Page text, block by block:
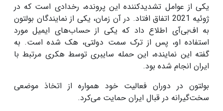
یکی از عوامل تشدیدکننده این پرونده، رخدادی است که در
ژوئیه 2021 اتفاق افتاد. در آن زمان، یکی از نمایندگان بولتون
به اف‌بی‌آی اطلاع داد که یکی از حساب‌های ایمیل مورد
استفاده او، پس از ترک سمت دولتی، هک شده است. به
گفته این نماینده، این حمله سایبری توسط هکری مرتبط با
ایران انجام شده بود.
بولتون در دوران فعالیت خود همواره از اتخاذ موضعی
سخت‌گیرانه در قبال ایران حمایت می‌کرد.